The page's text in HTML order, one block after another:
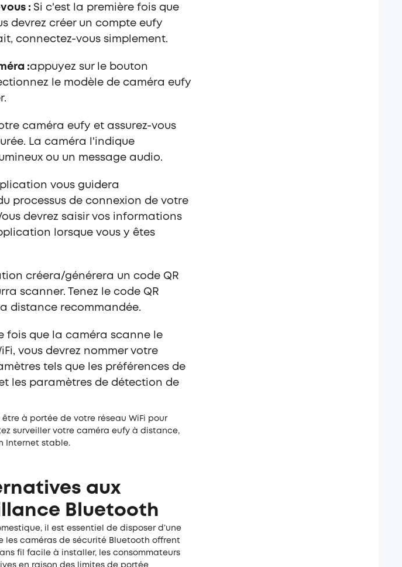
: Si c'est la première fois que
devrez créer un compte eufy
connectez-vous simplement.
:appuyez sur le bouton
le modèle de caméra eufy
caméra eufy et assurez-vous
La caméra l'indique
ou un message audio.
vous guidera
processus de connexion de votre
devrez saisir vos informations
lorsque vous y êtes
créera/générera un code QR
scanner. Tenez le code QR
distance recommandée.
fois que la caméra scanne le
vous devrez nommer votre
tels que les préférences de
les paramètres de détection de
à portée de votre réseau WiFi pour
surveiller votre caméra eufy à distance,
Internet stable.
aux
Bluetooth
il est essentiel de disposer d’une
les caméras de sécurité Bluetooth offrent
fil facile à installer, les consommateurs
en raison des limites de portée